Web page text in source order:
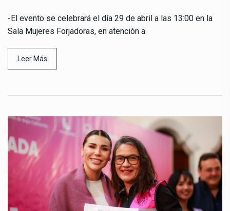
-El evento se celebrará el día 29 de abril a las 13:00 en la
Sala Mujeres Forjadoras, en atención a
Leer Más